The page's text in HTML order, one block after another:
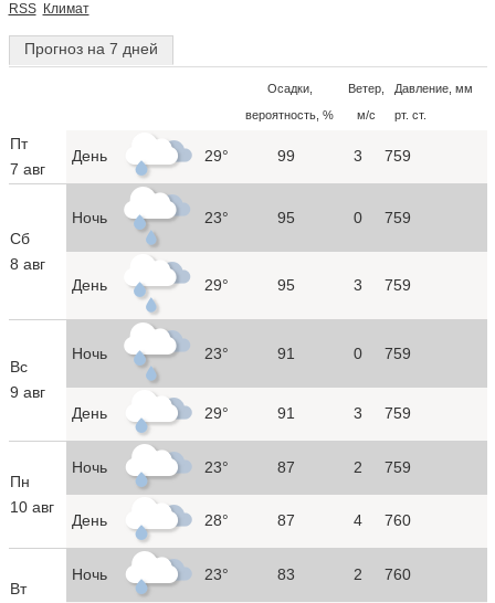
RSS Климат
Прогноз на 7 дней
Осадки,
вероятность, %
Ветер,
м/с
Давление, мм
рт. ст.
Пт
7 авг
День 29° 99 3 759
Сб
8 авг
Ночь 23° 95 0 759
День 29° 95 3 759
Вс
9 авг
Ночь 23° 91 0 759
День 29° 91 3 759
Пн
10 авг
Ночь 23° 87 2 759
День 28° 87 4 760
Вт
Ночь 23° 83 2 760